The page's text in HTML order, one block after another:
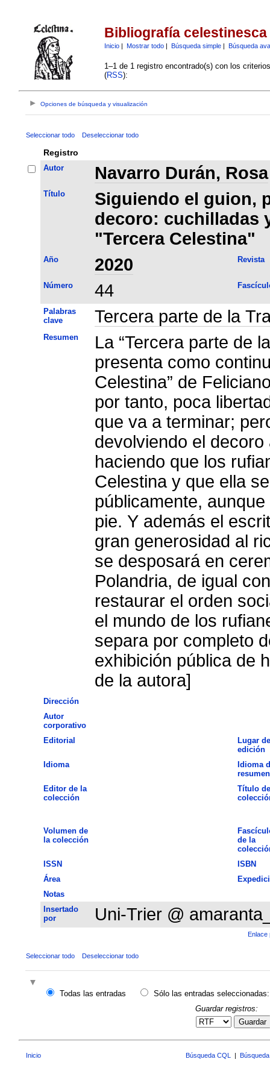
Bibliografía celestinesca
Inicio| Mostrar todo| Búsqueda simple| Búsqueda
1–1 de 1 registro encontrado(s) con los
(RSS):
Opciones de búsqueda y visualización
Seleccionar todo Deseleccionar todo
Registro
Autor Navarro Durán, Rosa
Título
Siguiendo el guion,
decoro: cuchilladas
"Tercera Celestina"
Año 2020 Revista
Número 44
Palabras
clave
Tercera parte de la
Resumen
La “Tercera parte de
presenta como
Celestina” de
por tanto, poca
que va a terminar;
devolviendo el
haciendo que los
Celestina y que ella
públicamente,
pie. Y además el escrito dar pompa
gran generosidad al
se desposará en
Polandria, de igual
restaurar el orden
el mundo de los
separa por completo
exhibición pública de
de la autora]
Dirección
Autor
corporativo
Editorial
Lugar de
edición
Idioma
Idioma
resumen
Editor de la
colección
Título
Volumen de
la colección
de la
ISSN
ISBN
Área
Notas
Insertado
por
Uni-Trier @
Enlace
Seleccionar todo Deseleccionar todo
Todas las entradas
Sólo las entradas seleccionadas:
Guardar registros:
Guardar
Inicio Búsqueda CQL